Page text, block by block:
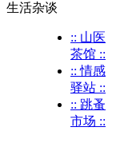
生活杂谈
:: 山医
茶馆 ::
:: 情感
驿站 ::
:: 跳蚤
市场 ::